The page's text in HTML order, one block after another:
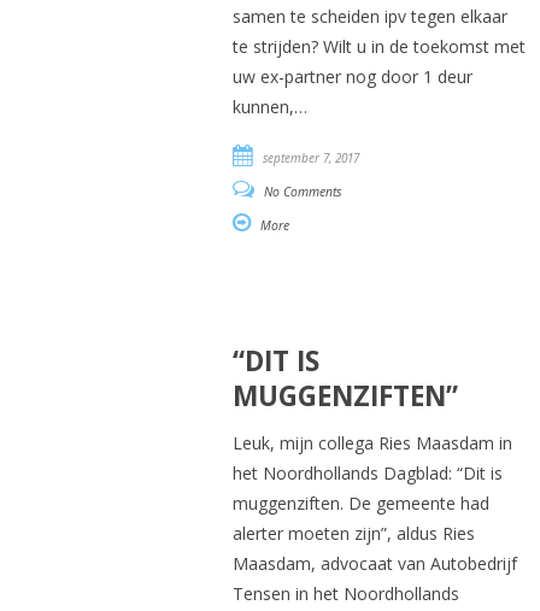
samen te scheiden ipv tegen elkaar
te strijden? Wilt u in de toekomst met
uw ex-partner nog door 1 deur
kunnen,…
september 7, 2017
No Comments
More
“DIT IS
MUGGENZIFTEN”
Leuk, mijn collega Ries Maasdam in
het Noordhollands Dagblad: “Dit is
muggenziften. De gemeente had
alerter moeten zijn”, aldus Ries
Maasdam, advocaat van Autobedrijf
Tensen in het Noordhollands